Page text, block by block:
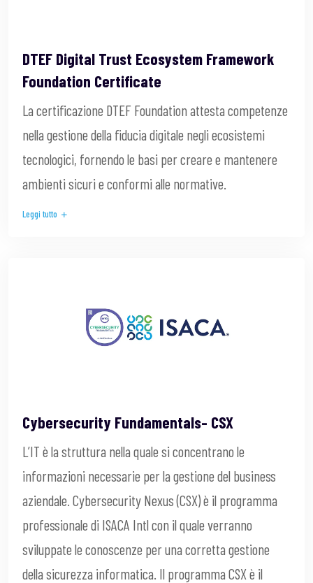
DTEF Digital Trust Ecosystem Framework
Foundation Certificate
La certificazione DTEF Foundation attesta competenze
nella gestione della fiducia digitale negli ecosistemi
tecnologici, fornendo le basi per creare e mantenere
ambienti sicuri e conformi alle normative.
Leggi tutto
Cybersecurity Fundamentals- CSX
L’IT è la struttura nella quale si concentrano le
informazioni necessarie per la gestione del business
aziendale. Cybersecurity Nexus (CSX) è il programma
professionale di ISACA Intl con il quale verranno
sviluppate le conoscenze per una corretta gestione
della sicurezza informatica. Il programma CSX è il